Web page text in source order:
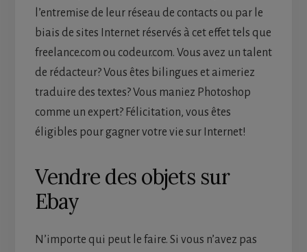
l’entremise de leur réseau de contacts ou par le
biais de sites Internet réservés à cet effet tels que
freelance.com ou codeur.com. Vous avez un talent
de rédacteur? Vous êtes bilingues et aimeriez
traduire des textes? Vous maniez Photoshop
comme un expert? Félicitation, vous êtes
éligibles pour gagner votre vie sur Internet!
Vendre des objets sur
Ebay
N’importe qui peut le faire. Si vous n’avez pas